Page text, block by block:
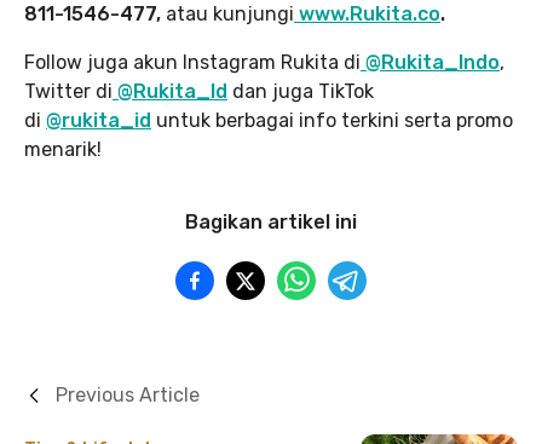
811-1546-477, atau kunjungi www.Rukita.co.
Follow juga akun Instagram Rukita di @Rukita_Indo,
Twitter di @Rukita_Id dan juga TikTok
di @rukita_id untuk berbagai info terkini serta promo
menarik!
Bagikan artikel ini
Previous Article